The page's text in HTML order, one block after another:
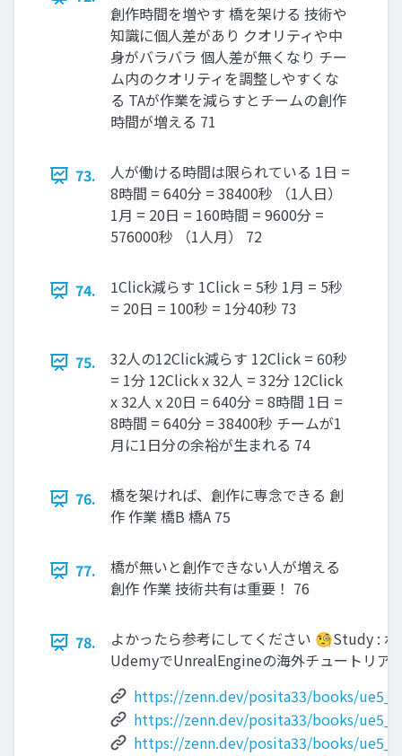
創作時間を増やす 橋を架ける 技術や
知識に個人差があり クオリティや中
身がバラバラ 個人差が無くなり チー
ム内のクオリティを調整しやすくな
る TAが作業を減らすとチームの創作
時間が増える 71
73.
人が働ける時間は限られている 1日 =
8時間 = 640分 = 38400秒 （1人日）
1月 = 20日 = 160時間 = 9600分 =
576000秒 （1人月） 72
74.
1Click減らす 1Click = 5秒 1月 = 5秒
= 20日 = 100秒 = 1分40秒 73
75.
32人の12Click減らす 12Click = 60秒
= 1分 12Click x 32人 = 32分 12Click
x 32人 x 20日 = 640分 = 8時間 1日 =
8時間 = 640分 = 38400秒 チームが1
月に1日分の余裕が生まれる 74
76.
橋を架ければ、創作に専念できる 創
作 作業 橋B 橋A 75
77.
橋が無いと創作できない人が増える
創作 作業 技術共有は重要！ 76
78.
よかったら参考にしてください 🧐Study :
UdemyでUnrealEngineの海外チュートリア
https://zenn.dev/posita33/books/
https://zenn.dev/posita33/books/
https://zenn.dev/posita33/books/